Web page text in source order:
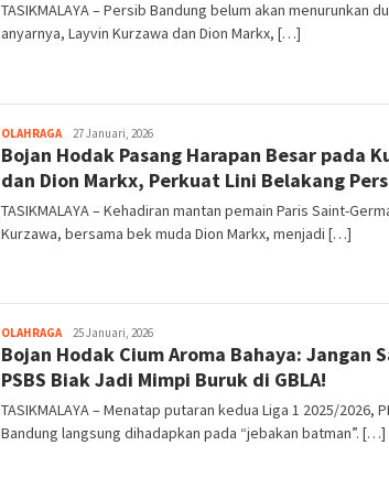
TASIKMALAYA – Persib Bandung belum akan menurunkan
anyarnya, Layvin Kurzawa dan Dion Markx, […]
OLAHRAGA Tim
Redaksi
27 Januari, 2026
Bojan Hodak Pasang Harapan Besar pada
dan Dion Markx, Perkuat Lini Belakang
TASIKMALAYA – Kehadiran mantan pemain Paris Saint-
Kurzawa, bersama bek muda Dion Markx, menjadi […]
OLAHRAGATim
Redaksi
25 Januari, 2026
Bojan Hodak Cium Aroma Bahaya: Jangan
PSBS Biak Jadi Mimpi Buruk di GBLA!
​TASIKMALAYA – Menatap putaran kedua Liga 1 2025/2026,
Bandung langsung dihadapkan pada “jebakan batman”. […]